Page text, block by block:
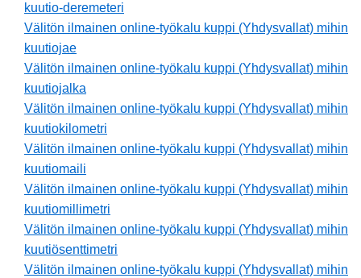
kuutio-deremeteri
Välitön ilmainen online-työkalu kuppi (Yhdysvallat) mihin
kuutiojae
Välitön ilmainen online-työkalu kuppi (Yhdysvallat) mihin
kuutiojalka
Välitön ilmainen online-työkalu kuppi (Yhdysvallat) mihin
kuutiokilometri
Välitön ilmainen online-työkalu kuppi (Yhdysvallat) mihin
kuutiomaili
Välitön ilmainen online-työkalu kuppi (Yhdysvallat) mihin
kuutiomillimetri
Välitön ilmainen online-työkalu kuppi (Yhdysvallat) mihin
kuutiösenttimetri
Välitön ilmainen online-työkalu kuppi (Yhdysvallat) mihin